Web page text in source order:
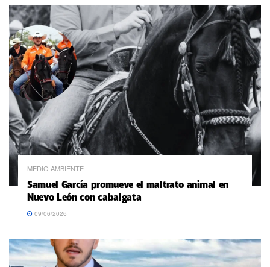
MEDIO AMBIENTE
Samuel García promueve el maltrato animal en
Nuevo León con cabalgata
09/06/2026